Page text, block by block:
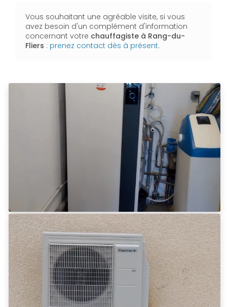
Vous souhaitant une agréable visite, si vous
avez besoin d'un complément d'information
concernant votre chauffagiste à Rang-du-
Fliers : prenez contact dès à présent.